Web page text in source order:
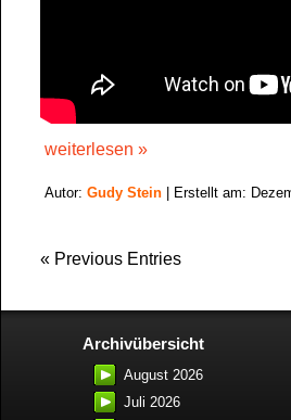
weiterlesen »
Autor: Gudy Stein | Erstellt am:
« Previous Entries
Archivübersicht
August 2026
Juli 2026